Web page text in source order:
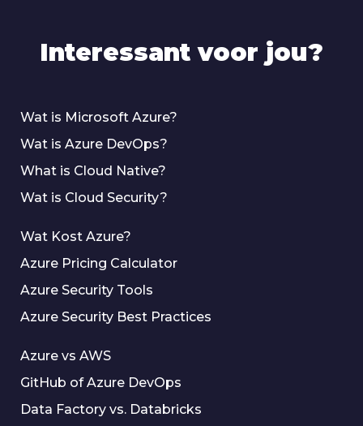
Interessant voor jou?
Wat is Microsoft Azure?
Wat is Azure DevOps?
What is Cloud Native?
Wat is Cloud Security?
Wat Kost Azure?
Azure Pricing Calculator
Azure Security Tools
Azure Security Best Practices
Azure vs AWS
GitHub of Azure DevOps
Data Factory vs. Databricks